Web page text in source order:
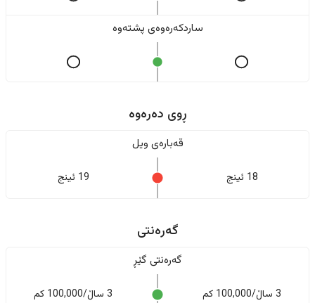
ساردکەرەوەی پشتەوە
ڕوی دەرەوە
قەبارەی ویل
18 ئینج 19 ئینج
گەرەنتی
گەرەنتی گێڕ
3 ساڵ/100,000 کم 3 ساڵ/100,000 کم